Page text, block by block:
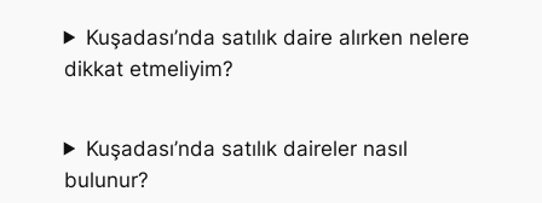
Kuşadası’nda satılık daire alırken nelere
dikkat etmeliyim?
Kuşadası’nda satılık daireler nasıl
bulunur?